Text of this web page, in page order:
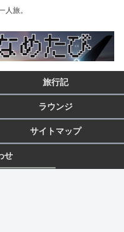
人旅。
旅行記
ラウンジ
サイトマップ
せ